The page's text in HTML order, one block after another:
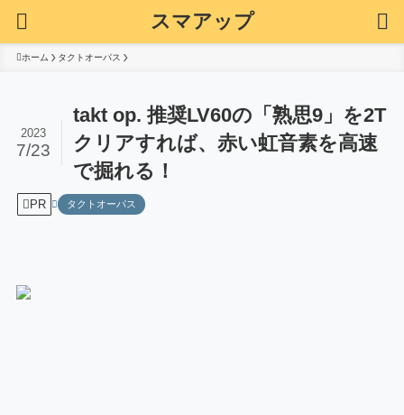
スマアップ
ホーム タクトオーパス
takt op. 推奨LV60の「熟思9」を2T
クリアすれば、赤い虹音素を高速
で掘れる！
2023
7/23
PR タクトオーパス